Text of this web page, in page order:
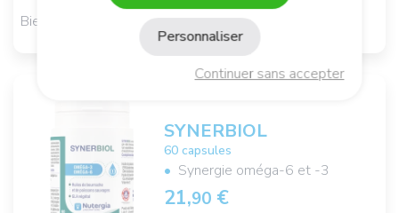
Bientôt disponible
SYNERBIOL
60 capsules
Synergie oméga-6 et -3
21,90 €
Continuer sans accepter
Personnaliser